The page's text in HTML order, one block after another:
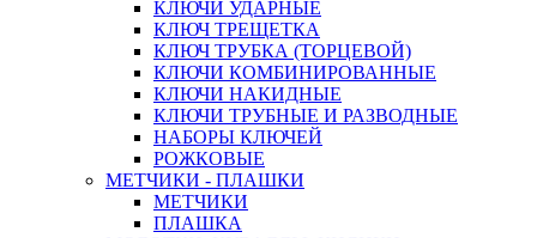
КЛЮЧИ УДАРНЫЕ
КЛЮЧ ТРЕЩЕТКА
КЛЮЧ ТРУБКА (ТОРЦЕВОЙ)
КЛЮЧИ КОМБИНИРОВАННЫЕ
КЛЮЧИ НАКИДНЫЕ
КЛЮЧИ ТРУБНЫЕ И РАЗВОДНЫЕ
НАБОРЫ КЛЮЧЕЙ
РОЖКОВЫЕ
МЕТЧИКИ - ПЛАШКИ
МЕТЧИКИ
ПЛАШКА